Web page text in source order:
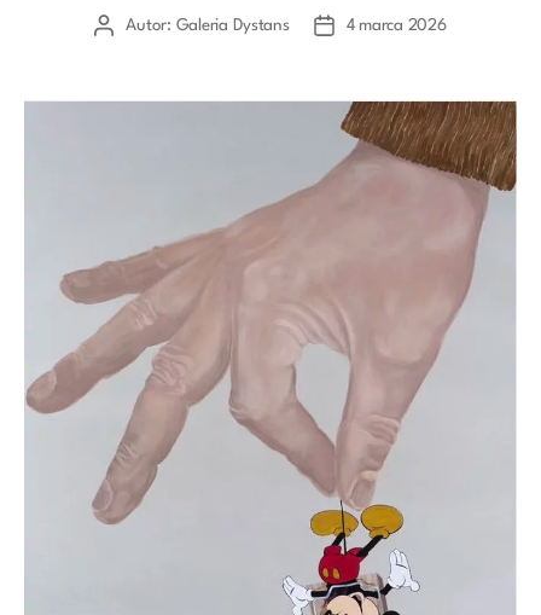
AutorAutor: Galeria Dystans
Data4 marca 2026